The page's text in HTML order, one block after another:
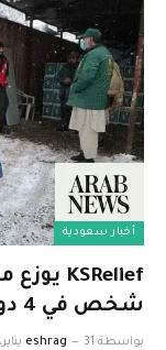
أخبار سعودية
شخص في 4 دول
بواسطة eshrag 31 يناير، 2023